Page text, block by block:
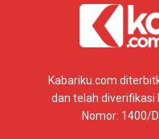
Kabariku.com
dan telah diverifikasi
Nomor: 1400/